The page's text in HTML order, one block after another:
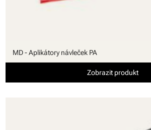
MD - Aplikátory návleček PA
Zobrazit produkt